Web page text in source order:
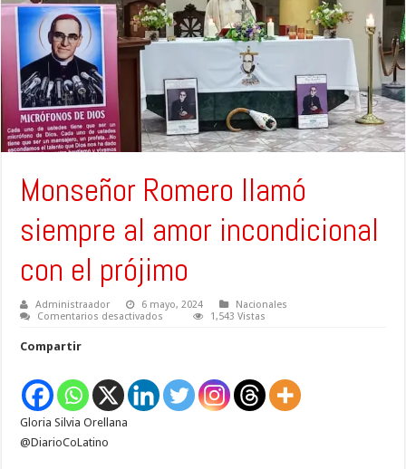
Monseñor Romero llamó
siempre al amor incondicional
con el prójimo
Administraador 6 mayo, 2024
Nacionales
Comentarios desactivados
amor
incondicional
con
1,543 Vistas
Compartir
Gloria Silvia Orellana
@DiarioCoLatino